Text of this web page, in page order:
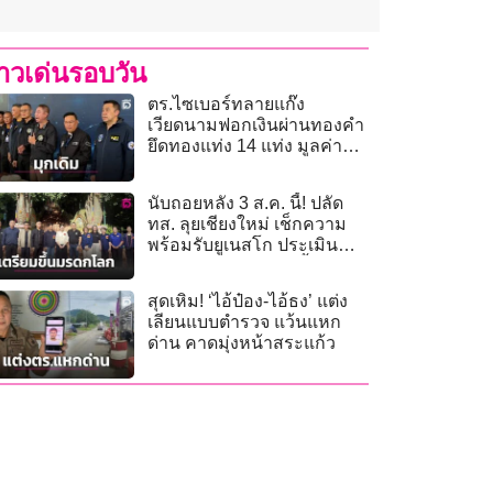
วเด่นรอบวัน
ตร.ไซเบอร์ทลายแก๊ง
เวียดนามฟอกเงินผ่านทองคำ
ยึดทองแท่ง 14 แท่ง มูลค่า
นับถอยหลัง 3 ส.ค. นี้! ปลัด
ทส. ลุยเชียงใหม่ เช็กความ
พร้อมรับยูเนสโก ประเมิน
สุดเหิม! ‘ไอ้ป๋อง-ไอ้ธง’ แต่ง
เลียนแบบตำรวจ แว้นแหก
ด่าน คาดมุ่งหน้าสระแก้ว